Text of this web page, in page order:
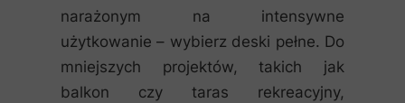
narażonym na intensywne
użytkowanie – wybierz deski pełne. Do
mniejszych projektów, takich jak
balkon czy taras rekreacyjny,